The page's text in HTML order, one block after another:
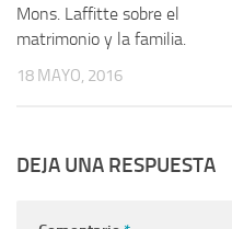
Mons. Laffitte sobre el
matrimonio y la familia.
18 MAYO, 2016
DEJA UNA RESPUESTA